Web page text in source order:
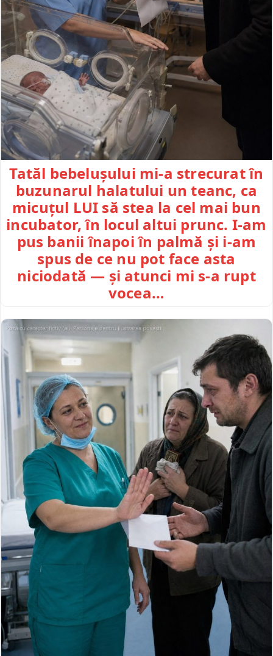
Tatăl bebelușului mi-a strecurat în
buzunarul halatului un teanc, ca
micuțul LUI să stea la cel mai bun
incubator, în locul altui prunc. I-am
pus banii înapoi în palmă și i-am
spus de ce nu pot face asta
niciodată — și atunci mi s-a rupt
vocea…